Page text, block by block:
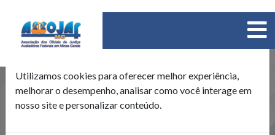
Política de Cookies ×
Utilizamos cookies para oferecer melhor experiência,
melhorar o desempenho, analisar como você interage em
nosso site e personalizar conteúdo.